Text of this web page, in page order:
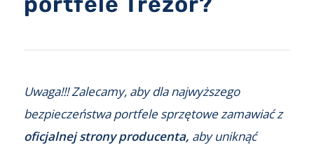
Uwaga!!! Zalecamy, aby dla najwyższego
bezpieczeństwa portfele sprzętowe zamawiać z
oficjalnej strony producenta, aby uniknąć